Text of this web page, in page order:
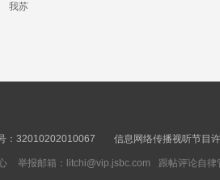
我苏
：32010202010067 信息网络传播视听节目
举报邮箱：litchi@vip.jsbc.com 跟帖评论自律